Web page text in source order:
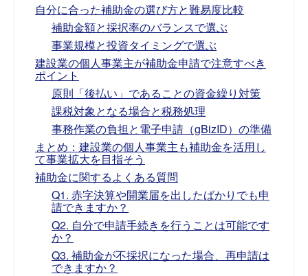
自分に合った補助金の選び方と難易度比較
補助金額と採択率のバランスで選ぶ
事業規模と投資タイミングで選ぶ
建設業の個人事業主が補助金申請で注意すべき
ポイント
原則「後払い」であることの資金繰り対策
課税対象となる場合と税務処理
事務作業の負担と電子申請（gBizID）の準備
まとめ：建設業の個人事業主も補助金を活用し
て事業拡大を目指そう
補助金に関するよくある質問
Q1. 赤字決算や開業届を出したばかりでも申
請できますか？
Q2. 自分で申請手続きを行うことは可能です
か？
Q3. 補助金が不採択になった場合、再申請は
できますか？